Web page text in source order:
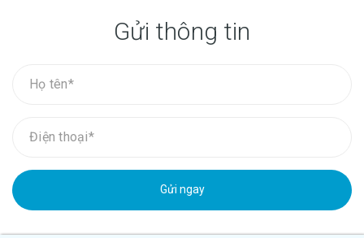
Gửi thông tin
Gửi ngay